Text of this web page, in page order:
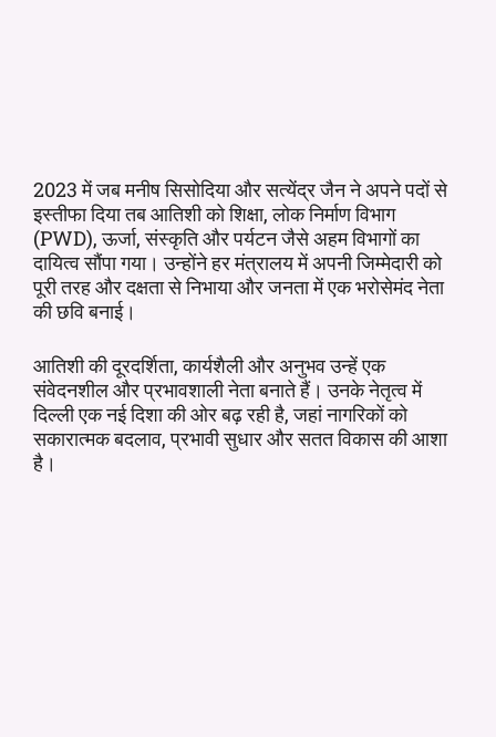
2023 में जब मनीष सिसोदिया और सत्येंद्र जैन ने अपने पदों से
इस्तीफा दिया तब आतिशी को शिक्षा, लोक निर्माण विभाग
(PWD), ऊर्जा, संस्कृति और पर्यटन जैसे अहम विभागों का
दायित्व सौंपा गया। उन्होंने हर मंत्रालय में अपनी जिम्मेदारी को
पूरी तरह और दक्षता से निभाया और जनता में एक भरोसेमंद नेता
की छवि बनाई।
आतिशी की दूरदर्शिता, कार्यशैली और अनुभव उन्हें एक
संवेदनशील और प्रभावशाली नेता बनाते हैं। उनके नेतृत्व में
दिल्ली एक नई दिशा की ओर बढ़ रही है, जहां नागरिकों को
सकारात्मक बदलाव, प्रभावी सुधार और सतत विकास की आशा
है।